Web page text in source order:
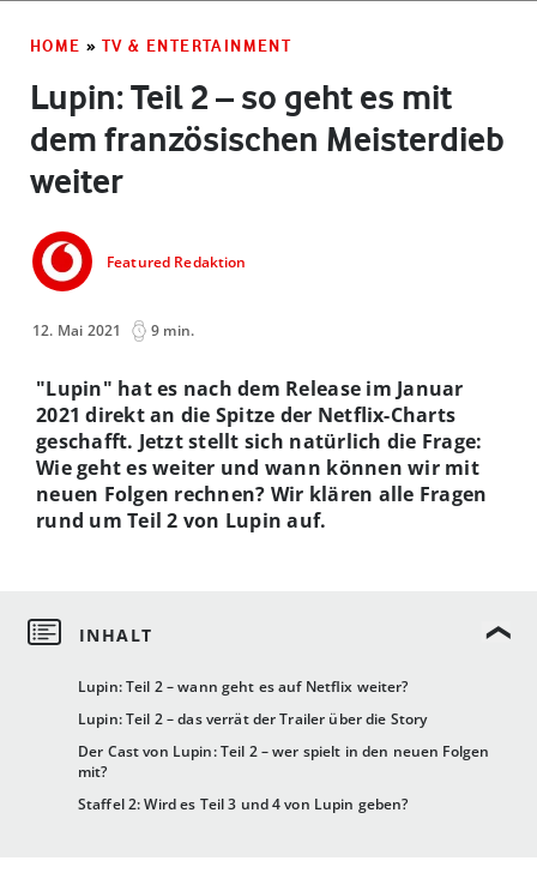
HOME » TV & ENTERTAINMENT
Lupin: Teil 2 – so geht es mit
dem französischen Meisterdieb
weiter
Featured Redaktion
12. Mai 2021 9 min.
Lupin: Teil 2 – wann geht es auf Netflix weiter?
Lupin: Teil 2 – das verrät der Trailer über die Story
Der Cast von Lupin: Teil 2 – wer spielt in den neuen Folgen
mit?
Staffel 2: Wird es Teil 3 und 4 von Lupin geben?
"Lupin" hat es nach dem Release im Januar
2021 direkt an die Spitze der Netflix-Charts
geschafft. Jetzt stellt sich natürlich die Frage:
Wie geht es weiter und wann können wir mit
neuen Folgen rechnen? Wir klären alle Fragen
rund um Teil 2 von Lupin auf.